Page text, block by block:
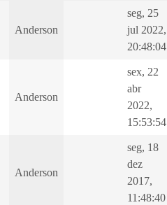
Anderson
seg, 25
jul 2022,
20:48:04
Anderson
sex, 22
abr
2022,
15:53:54
Anderson
seg, 18
dez
2017,
11:48:40